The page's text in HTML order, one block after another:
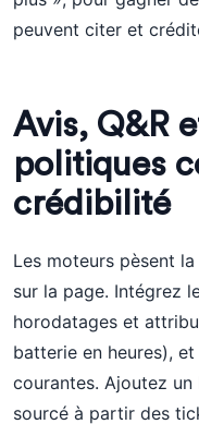
peuvent citer et
Avis, Q&R
politiques
crédibilité
Les moteurs pèsent
sur la page. Intégrez
horodatages et
batterie en heures),
courantes. Ajoutez
sourcé à partir des